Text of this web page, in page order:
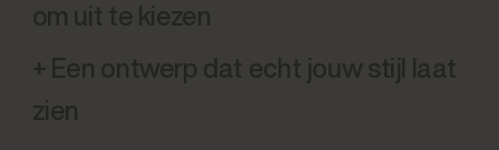
om uit te kiezen
+ Een ontwerp dat echt jouw stijl laat
zien